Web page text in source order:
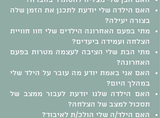
האם הילדה שלי יודעת לתכנן את הזמן שלה
בצורה יעילה?
מתי בפעם האחרונה הילדים שלי חוו חוויית
הצלחה ועמידה ביעדים?
מתי הבת שלי הציבה לעצמה מטרות בפעם
האחרונה?
האם אני באמת יודע מה עובר על הילד שלי
במהלך היום?
האם הילדה שלנו יודעת לעבור ממצב של
תסכול למצב של הצלחה?
האם הילד/ה שלי הולכ/ת לאיבוד?